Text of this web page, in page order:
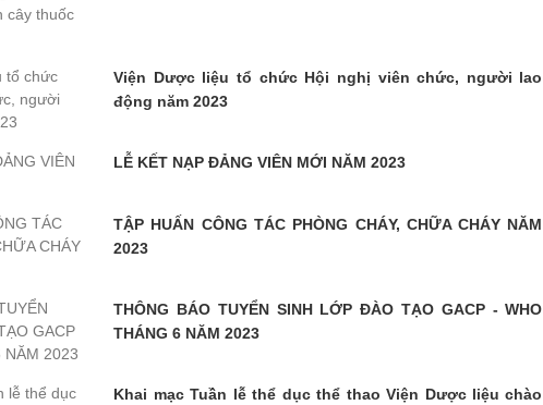
Viện Dược liệu tổ chức Hội nghị viên chức, người lao
động năm 2023
LỄ KẾT NẠP ĐẢNG VIÊN MỚI NĂM 2023
TẬP HUẤN CÔNG TÁC PHÒNG CHÁY, CHỮA CHÁY NĂM
2023
THÔNG BÁO TUYỂN SINH LỚP ĐÀO TẠO GACP - WHO
THÁNG 6 NĂM 2023
Khai mạc Tuần lễ thể dục thể thao Viện Dược liệu chào